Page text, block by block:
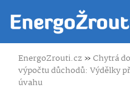
EnergoZrouti.cz»Chytrá
výpočtu důchodů: Výdělky
úvahu